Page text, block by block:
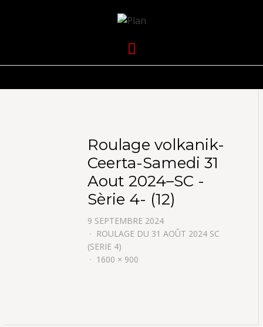
VOLKANIK-
ENDURANCE
Roulage volkanik-
Ceerta-Samedi 31
Aout 2024–SC -
Sèrie 4- (12)
9 SEPTEMBRE 2024
ROULAGE DU 31 AOÛT 2024 SC
(SERIE 4)
1600 × 900